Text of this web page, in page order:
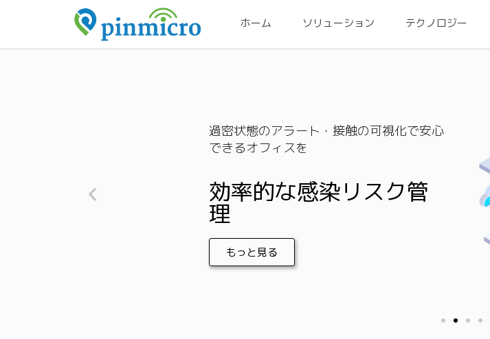
ホーム ソリューション テクノロジー
過密状態のアラート・接触の可視化で安心
できるオフィスを
効率的な感染リスク管
理
もっと見る